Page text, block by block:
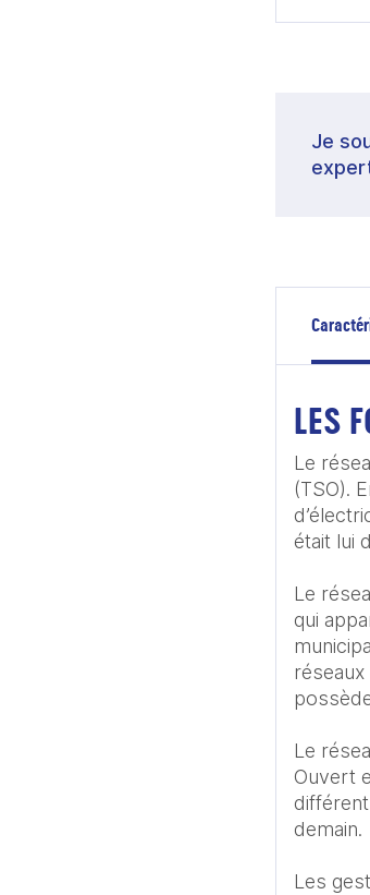
Je
LES
Le
(TSO).
était lui
Le
qui
Le
Ouvert
demain.
Les